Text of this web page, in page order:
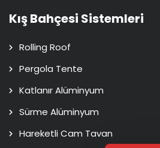
Kış Bahçesi Sistemleri
Rolling Roof
Pergola Tente
Katlanır Alüminyum
Sürme Alüminyum
Hareketli Cam Tavan